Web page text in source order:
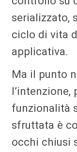
serializzato,
ciclo di vita
applicativa.
Ma il punto
l’intenzione,
funzionalità
sfruttata è
occhi chiusi